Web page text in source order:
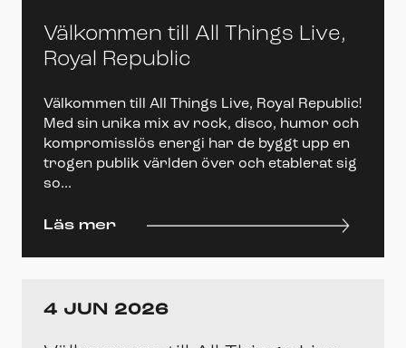
Välkommen till All Things Live,
Royal Republic
Välkommen till All Things Live, Royal Republic!
Med sin unika mix av rock, disco, humor och
kompromisslös energi har de byggt upp en
trogen publik världen över och etablerat sig
so...
Läs mer
4 JUN 2026